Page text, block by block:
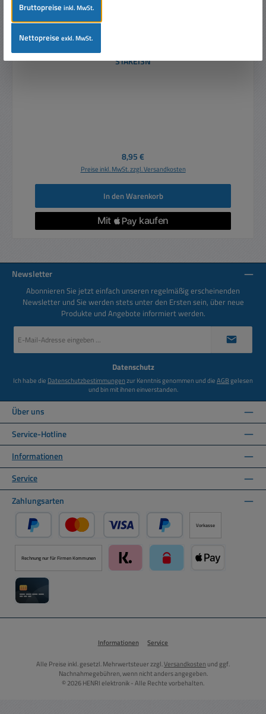
4pol Einbaubuchse IP54 Buchse bis 16A 400V
STAKEI3N
Regulärer Preis:
8,95 €
Preise inkl. MwSt. zzgl. Versandkosten
In den Warenkorb
Newsletter
Abonnieren Sie jetzt einfach unseren regelmäßig erscheinenden
Newsletter und Sie werden stets unter den Ersten sein, über neue
Produkte und Angebote informiert werden.
Mail-
Datenschutz
Ich habe die Datenschutzbestimmungenzur Kenntnis genommen und dieAGBgelesen
und bin mit ihnen einverstanden.
Über uns
Service-Hotline
Informationen
Service
Zahlungsarten
PayPal Kredit- oder Debitkarte über PayPal
Später Bezahlen über PayPal
Vorkasse
Rechnung nur für Firmen Kommunen
Informationen Service
Alle Preise inkl. gesetzl. Mehrwertsteuer zzgl.Versandkosten und ggf.
Nachnahmegebühren, wenn nicht anders angegeben.
© 2026 HENRI elektronik - Alle Rechte vorbehalten.
Bruttopreiseinkl. MwSt.
Nettopreiseexkl. MwSt.